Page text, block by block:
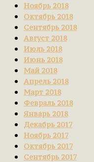
Ноябрь 2018
Октябрь 2018
Сентябрь 2018
Август 2018
Июль 2018
Июнь 2018
Май 2018
Апрель 2018
Март 2018
Февраль 2018
Январь 2018
Декабрь 2017
Ноябрь 2017
Октябрь 2017
Сентябрь 2017